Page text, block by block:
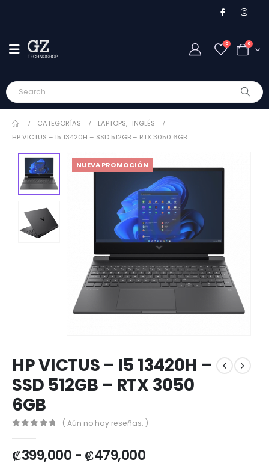
0 0
CATEGORÍAS LAPTOPS, INGLÉS
HP VICTUS – I5 13420H – SSD 512GB – RTX 3050 6GB
NUEVA PROMOCIÓN
HP VICTUS – I5 13420H –
SSD 512GB – RTX 3050
6GB
( Aún no hay reseñas. )
₡399,000 - ₡479,000